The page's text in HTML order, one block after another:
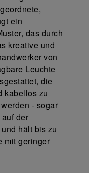
ein
das durch
kreative und
von
Leuchte
die
kabellos zu
- sogar
der
hält bis zu
mit geringer